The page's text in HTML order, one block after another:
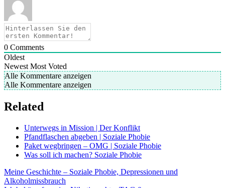
0 Comments
Oldest
Newest Most Voted
Alle Kommentare anzeigen
Alle Kommentare anzeigen
Related
Unterwegs in Mission | Der Konflikt
Pfandflaschen abgeben | Soziale Phobie
Paket wegbringen – OMG | Soziale Phobie
Was soll ich machen? Soziale Phobie
Beitragsnavigation
Meine Geschichte – Soziale Phobie, Depressionen und
Alkoholmissbrauch